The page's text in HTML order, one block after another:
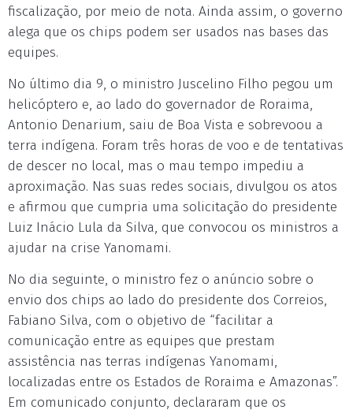
fiscalização, por meio de nota. Ainda assim, o governo
alega que os chips podem ser usados nas bases das
equipes.
No último dia 9, o ministro Juscelino Filho pegou um
helicóptero e, ao lado do governador de Roraima,
Antonio Denarium, saiu de Boa Vista e sobrevoou a
terra indígena. Foram três horas de voo e de tentativas
de descer no local, mas o mau tempo impediu a
aproximação. Nas suas redes sociais, divulgou os atos
e afirmou que cumpria uma solicitação do presidente
Luiz Inácio Lula da Silva, que convocou os ministros a
ajudar na crise Yanomami.
No dia seguinte, o ministro fez o anúncio sobre o
envio dos chips ao lado do presidente dos Correios,
Fabiano Silva, com o objetivo de “facilitar a
comunicação entre as equipes que prestam
assistência nas terras indígenas Yanomami,
localizadas entre os Estados de Roraima e Amazonas”.
Em comunicado conjunto, declararam que os